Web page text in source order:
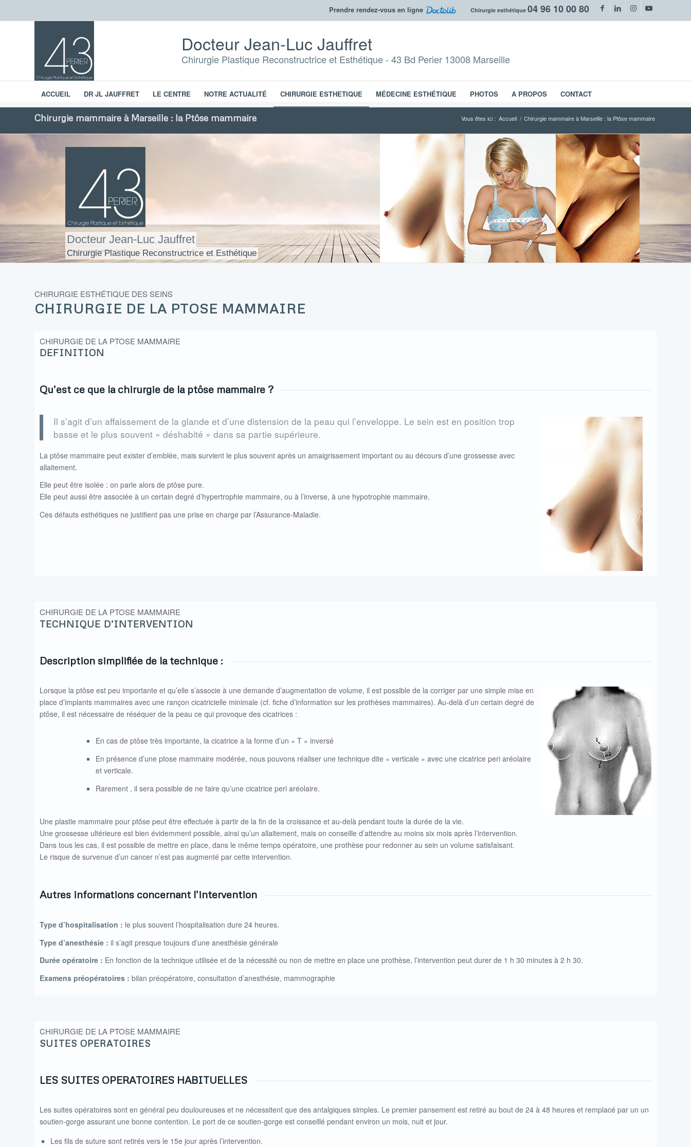
Prendre rendez-vous en ligne Chirurgie esthétique 04 96 10 00 80
Docteur Jean-Luc Jauffret
Chirurgie Plastique Reconstructrice et Esthétique - 43 Bd Perier 13008 Marseille
Chirurgie esthétique
ACCUEIL DR JL JAUFFRET LE CENTRE NOTRE ACTUALITÉ CHIRURGIE ESTHETIQUE MÉDECINE ESTHÉTIQUE PHOTOS A PROPOS CONTACT
Chirurgie mammaire à Marseille : la Ptôse mammaire Vous êtes ici : Accueil / Chirurgie mammaire à Marseille : la Ptôse mammaire
Docteur Jean-Luc Jauffret
Chirurgie Plastique Reconstructrice et Esthétique
CHIRURGIE ESTHÉTIQUE DES SEINS
CHIRURGIE DE LA PTOSE MAMMAIRE
CHIRURGIE DE LA PTOSE MAMMAIRE
DEFINITION
Qu’est ce que la chirurgie de la ptôse mammaire ?
Il s’agit d’un affaissement de la glande et d’une distension de la peau qui l’enveloppe. Le sein est en position trop
basse et le plus souvent « déshabité » dans sa partie supérieure.
La ptôse mammaire peut exister d’emblée, mais survient le plus souvent après un amaigrissement important ou au décours d’une grossesse avec
allaitement.
Elle peut être isolée : on parle alors de ptôse pure.
Elle peut aussi être associée à un certain degré d’hypertrophie mammaire, ou à l’inverse, à une hypotrophie mammaire.
Ces défauts esthétiques ne justifient pas une prise en charge par l’Assurance-Maladie.
CHIRURGIE DE LA PTOSE MAMMAIRE
TECHNIQUE D’INTERVENTION
Description simplifiée de la technique :
Lorsque la ptôse est peu importante et qu’elle s’associe à une demande d’augmentation de volume, il est possible de la corriger par une simple mise en
place d’implants mammaires avec une rançon cicatricielle minimale (cf. fiche d’information sur les prothèses mammaires). Au-delà d’un certain degré de
ptôse, il est nécessaire de réséquer de la peau ce qui provoque des cicatrices :
En cas de ptôse très importante, la cicatrice a la forme d’un « T » inversé
En présence d’une ptose mammaire modérée, nous pouvons réaliser une technique dite « verticale » avec une cicatrice peri aréolaire
et verticale.
Rarement , il sera possible de ne faire qu’une cicatrice peri aréolaire.
Une plastie mammaire pour ptôse peut être effectuée à partir de la fin de la croissance et au-delà pendant toute la durée de la vie.
Une grossesse ultérieure est bien évidemment possible, ainsi qu’un allaitement, mais on conseille d’attendre au moins six mois après l’intervention.
Dans tous les cas, il est possible de mettre en place, dans le même temps opératoire, une prothèse pour redonner au sein un volume satisfaisant.
Le risque de survenue d’un cancer n’est pas augmenté par cette intervention.
Autres informations concernant l’intervention
Type d’hospitalisation : le plus souvent l’hospitalisation dure 24 heures.
Type d’anesthésie : il s’agit presque toujours d’une anesthésie générale
Durée opératoire : En fonction de la technique utilisée et de la nécessité ou non de mettre en place une prothèse, l’intervention peut durer de 1 h 30 minutes à 2 h 30.
Examens préopératoires : bilan préopératoire, consultation d’anesthésie, mammographie
CHIRURGIE DE LA PTOSE MAMMAIRE
SUITES OPERATOIRES
LES SUITES OPERATOIRES HABITUELLES
Les suites opératoires sont en général peu douloureuses et ne nécessitent que des antalgiques simples. Le premier pansement est retiré au bout de 24 à 48 heures et remplacé par un un
soutien-gorge assurant une bonne contention. Le port de ce soutien-gorge est conseillé pendant environ un mois, nuit et jour.
Les fils de suture sont retirés vers le 15e jour après l’intervention.